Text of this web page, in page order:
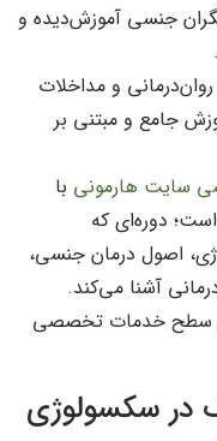
جنسی آموزش‌دیده و
روان‌درمانی و مداخلات
جامع و مبتنی بر
سایت هارمونی با
دوره‌ای که
اصول درمان جنسی،
آشنا می‌کند.
سطح خدمات تخصصی
در سکسولوژی